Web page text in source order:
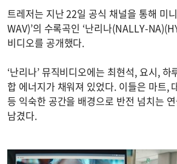
트레저는 지난 22일 공식 채널을 통해 미
WAV)’의 수록곡인 ‘난리나(NALLY-
비디오를 공개했다.
‘난리나’ 뮤직비디오에는 최현석, 요시, 하
합 에너지가 채워져 있었다. 이들은 마트,
등 익숙한 공간을 배경으로 반전 넘치는
남겼다.